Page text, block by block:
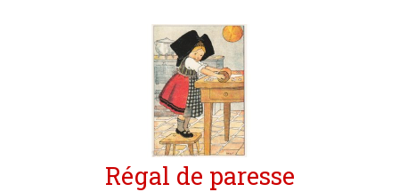
Régal de paresse